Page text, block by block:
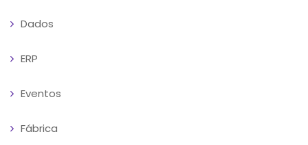
Dados
ERP
Eventos
Fábrica